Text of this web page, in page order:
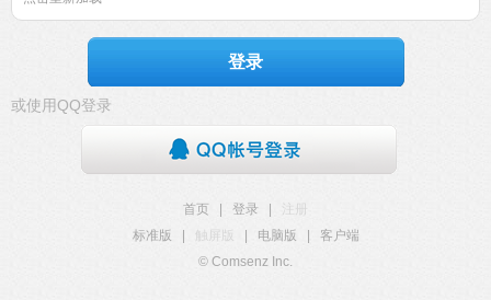
登录
或使用QQ登录
首页 登录
注册
标准版
触屏版 电脑版
客户端
© Comsenz Inc.